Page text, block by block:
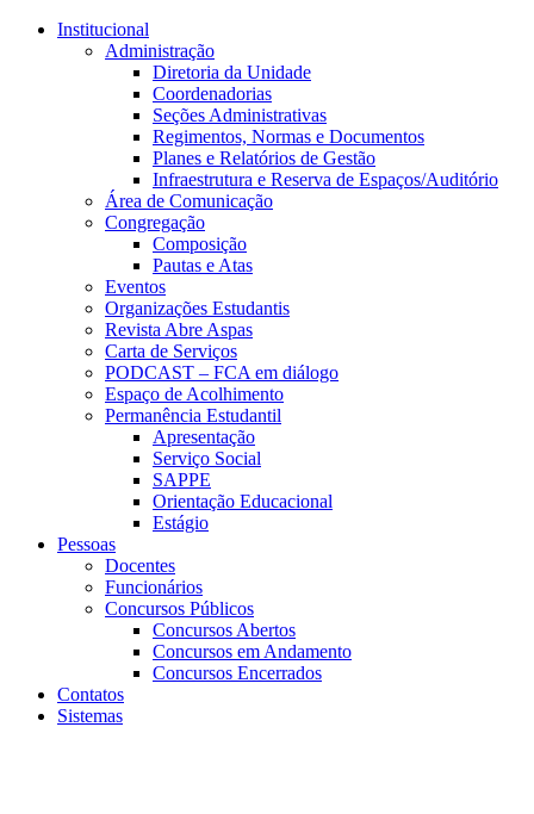
Conteúdo principal
Institucional
Administração
Diretoria da Unidade
Coordenadorias
Seções Administrativas
Regimentos, Normas e Documentos
Planes e Relatórios de Gestão
Infraestrutura e Reserva de Espaços/Auditório
Área de Comunicação
Congregação
Composição
Pautas e Atas
Eventos
Organizações Estudantis
Revista Abre Aspas
Carta de Serviços
PODCAST – FCA em diálogo
Espaço de Acolhimento
Permanência Estudantil
Apresentação
Serviço Social
SAPPE
Orientação Educacional
Estágio
Pessoas
Docentes
Funcionários
Concursos Públicos
Concursos Abertos
Concursos em Andamento
Concursos Encerrados
Contatos
Sistemas